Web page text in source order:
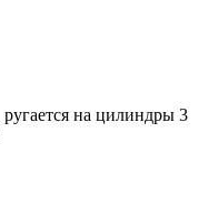
на цилиндры 3